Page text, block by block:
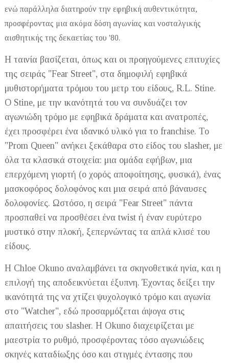
ενώ παράλληλα διατηρούν την εφηβική αυθεντικότητα,
προσφέροντας μια ακόμα δόση αγωνίας και νοσταλγικής
αισθητικής της δεκαετίας του '80.
Η ταινία βασίζεται, όπως και οι προηγούμενες επιτυχίες
της σειράς "Fear Street", στα δημοφιλή εφηβικά
μυθιστορήματα τρόμου του μετρ του είδους, R.L. Stine.
Ο Stine, με την ικανότητά του να συνδυάζει τον
αγωνιώδη τρόμο με εφηβικά δράματα και ανατροπές,
έχει προσφέρει ένα ιδανικό υλικό για το franchise. Το
"Prom Queen" ανήκει ξεκάθαρα στο είδος του slasher, με
όλα τα κλασικά στοιχεία: μια ομάδα εφήβων, μια
επερχόμενη γιορτή (ο χορός αποφοίτησης, φυσικά), ένας
μασκοφόρος δολοφόνος και μια σειρά από βάναυσες
δολοφονίες. Ωστόσο, η σειρά "Fear Street" πάντα
προσπαθεί να προσθέσει ένα twist ή έναν ευρύτερο
μυστικό στην πλοκή, ξεπερνώντας τα απλά κλισέ του
είδους.
Η Chloe Okuno αναλαμβάνει τα σκηνοθετικά ηνία, και η
επιλογή της αποδεικνύεται έξυπνη. Έχοντας δείξει την
ικανότητά της να χτίζει ψυχολογικό τρόμο και αγωνία
στο "Watcher", εδώ προσαρμόζεται άψογα στις
απαιτήσεις του slasher. Η Okuno διαχειρίζεται με
μαεστρία το ρυθμό, προσφέροντας τόσο αγωνιώδεις
σκηνές καταδίωξης όσο και στιγμές έντασης που